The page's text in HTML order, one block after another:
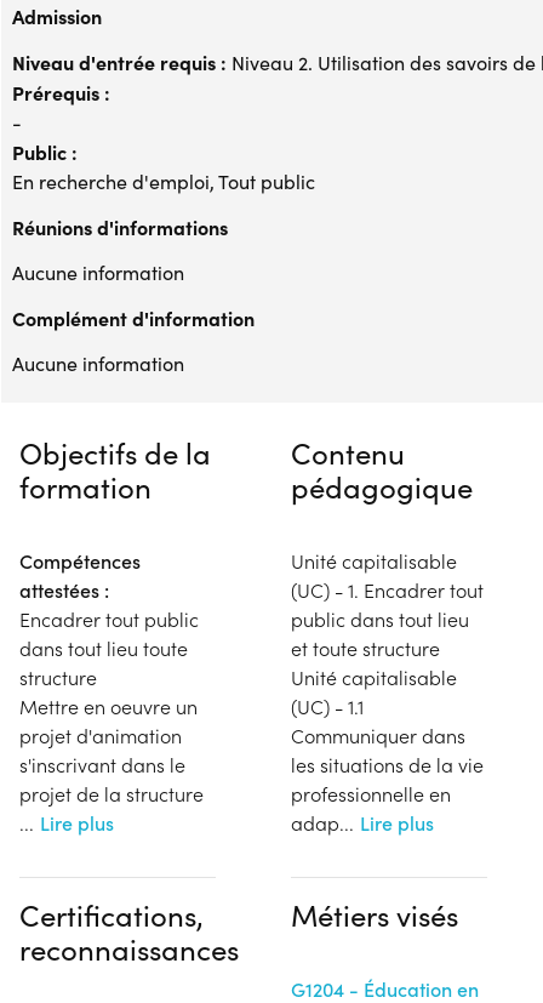
Admission
Niveau d'entrée requis : Niveau 2. Utilisation des savoirs de
Prérequis :
-
Public :
En recherche d'emploi, Tout public
Réunions d'informations
Aucune information
Complément d'information
Aucune information
Objectifs de la
formation
Compétences
attestées :
Encadrer tout public
dans tout lieu toute
structure
Mettre en oeuvre un
projet d'animation
s'inscrivant dans le
projet de la structure
... Lire plus
Contenu
pédagogique
Unité capitalisable
(UC) - 1. Encadrer tout
public dans tout lieu
et toute structure
Unité capitalisable
(UC) - 1.1
Communiquer dans
les situations de la vie
professionnelle en
adap... Lire plus
Certifications,
reconnaissances
Métiers visés
G1204 - Éducation en